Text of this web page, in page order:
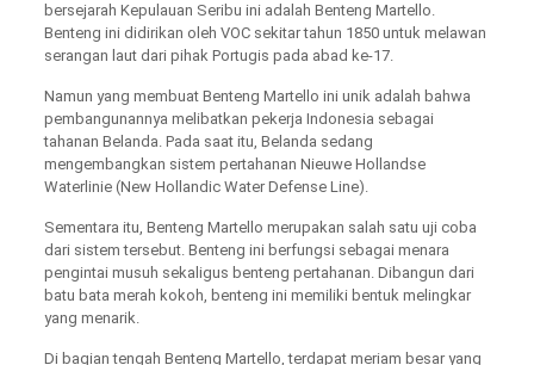
bersejarah Kepulauan Seribu ini adalah Benteng Martello.
Benteng ini didirikan oleh VOC sekitar tahun 1850 untuk melawan
serangan laut dari pihak Portugis pada abad ke-17.
Namun yang membuat Benteng Martello ini unik adalah bahwa
pembangunannya melibatkan pekerja Indonesia sebagai
tahanan Belanda. Pada saat itu, Belanda sedang
mengembangkan sistem pertahanan Nieuwe Hollandse
Waterlinie (New Hollandic Water Defense Line).
Sementara itu, Benteng Martello merupakan salah satu uji coba
dari sistem tersebut. Benteng ini berfungsi sebagai menara
pengintai musuh sekaligus benteng pertahanan. Dibangun dari
batu bata merah kokoh, benteng ini memiliki bentuk melingkar
yang menarik.
Di bagian tengah Benteng Martello, terdapat meriam besar yang